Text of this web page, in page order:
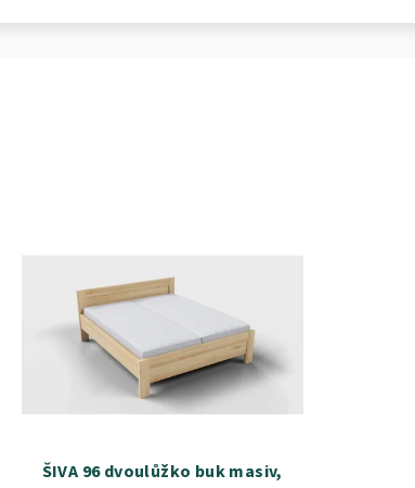
ŠIVA 96 dvoulůžko buk masiv,